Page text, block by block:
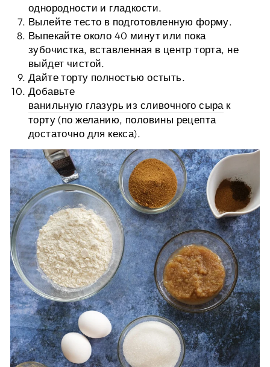
однородности и гладкости.
Вылейте тесто в подготовленную форму.
Выпекайте около 40 минут или пока
зубочистка, вставленная в центр торта, не
выйдет чистой.
Дайте торту полностью остыть.
Добавьте
ванильную глазурь из сливочного сыра к
торту (по желанию, половины рецепта
достаточно для кекса).